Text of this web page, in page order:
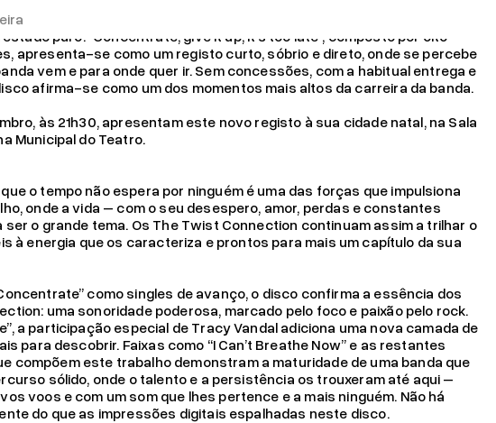
o seu IRS! Ler mais
estão de volta e trazem consigo um disco que é uma celebração
estado puro. “Concentrate, give it up, it’s too late”, composto por oito
apresenta-se como um registo curto, sóbrio e direto, onde se percebe
vem e para onde quer ir. Sem concessões, com a habitual entrega e
afirma-se como um dos momentos mais altos da carreira da banda.
às 21h30, apresentam este novo registo à sua cidade natal, na Sala
Municipal do Teatro.
o tempo não espera por ninguém é uma das forças que impulsiona
onde a vida – com o seu desespero, amor, perdas e constantes
o grande tema. Os The Twist Connection continuam assim a trilhar o
à energia que os caracteriza e prontos para mais um capítulo da sua
como singles de avanço, o disco confirma a essência dos
uma sonoridade poderosa, marcado pelo foco e paixão pelo rock.
a participação especial de Tracy Vandal adiciona uma nova camada de
para descobrir. Faixas como “I Can’t Breathe Now” e as restantes
compõem este trabalho demonstram a maturidade de uma banda que
sólido, onde o talento e a persistência os trouxeram até aqui –
voos e com um som que lhes pertence e a mais ninguém. Não há
do que as impressões digitais espalhadas neste disco.